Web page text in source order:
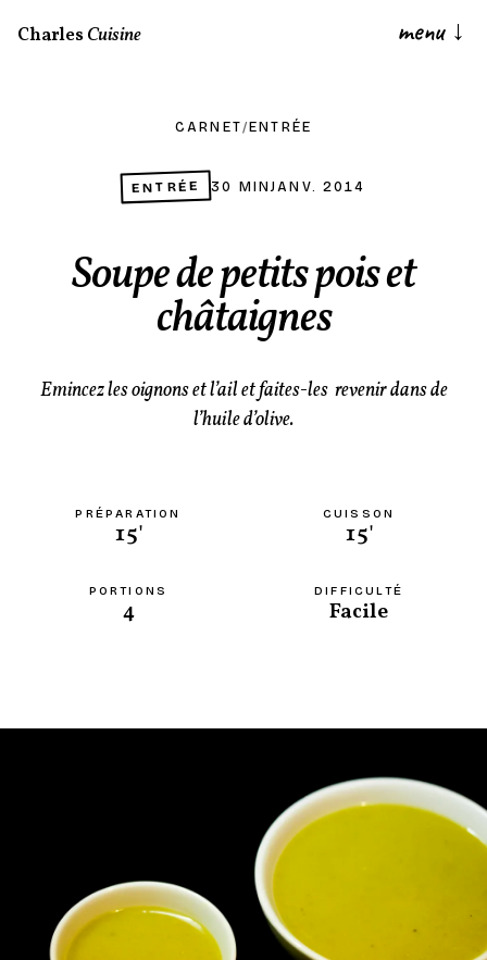
CharlesCuisine menu ↓
CARNET/ ENTRÉE
ENTRÉE 30 MINJANV. 2014
Soupe de petits pois et
châtaignes
Emincez les oignons et l’ail et faites-les revenir dans de
l’huile d’olive.
PRÉPARATION
15'
CUISSON
15'
PORTIONS
4
DIFFICULTÉ
Facile